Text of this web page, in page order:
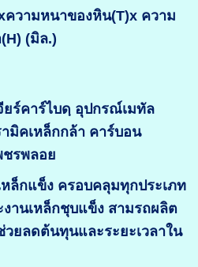
วามหนาของหิน(T)x ความ
(มิล.)
ยร์คาร์ไบดฺ อุปกรณ์เมทัล
มิคเหล็กกล้า คาร์บอน
ชรพลอย
หล็กแข็ง ครอบคลุมทุกประเภท
งานเหล็กชุบแข็ง สามรถผลิต
ยลดต้นทุนและระยะเวลาใน